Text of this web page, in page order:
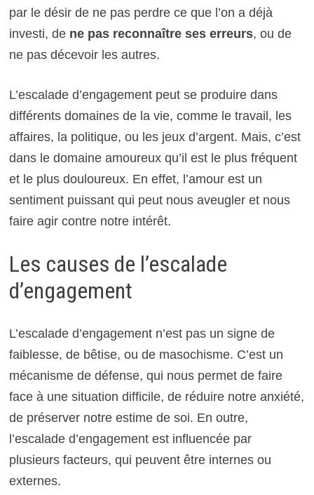
par le désir de ne pas perdre ce que l’on a déjà
investi, de ne pas reconnaître ses erreurs, ou de
ne pas décevoir les autres.
L’escalade d’engagement peut se produire dans
différents domaines de la vie, comme le travail, les
affaires, la politique, ou les jeux d’argent. Mais, c’est
dans le domaine amoureux qu’il est le plus fréquent
et le plus douloureux. En effet, l’amour est un
sentiment puissant qui peut nous aveugler et nous
faire agir contre notre intérêt.
Les causes de l’escalade
d’engagement
L’escalade d’engagement n’est pas un signe de
faiblesse, de bêtise, ou de masochisme. C’est un
mécanisme de défense, qui nous permet de faire
face à une situation difficile, de réduire notre anxiété,
de préserver notre estime de soi. En outre,
l’escalade d’engagement est influencée par
plusieurs facteurs, qui peuvent être internes ou
externes.